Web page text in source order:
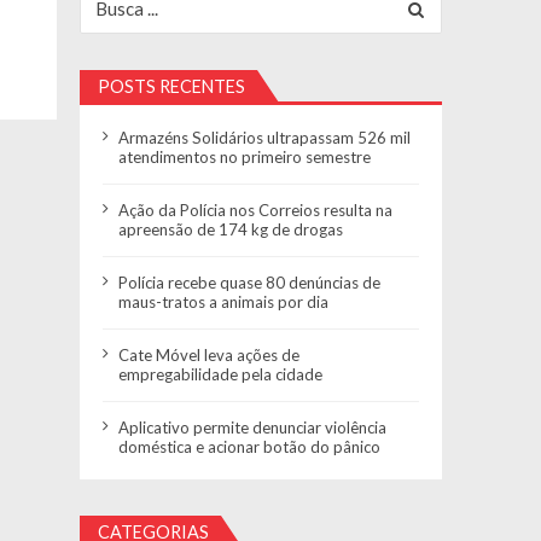
POSTS RECENTES
Armazéns Solidários ultrapassam 526 mil
atendimentos no primeiro semestre
Ação da Polícia nos Correios resulta na
apreensão de 174 kg de drogas
Polícia recebe quase 80 denúncias de
maus-tratos a animais por dia
Cate Móvel leva ações de
empregabilidade pela cidade
Aplicativo permite denunciar violência
doméstica e acionar botão do pânico
CATEGORIAS